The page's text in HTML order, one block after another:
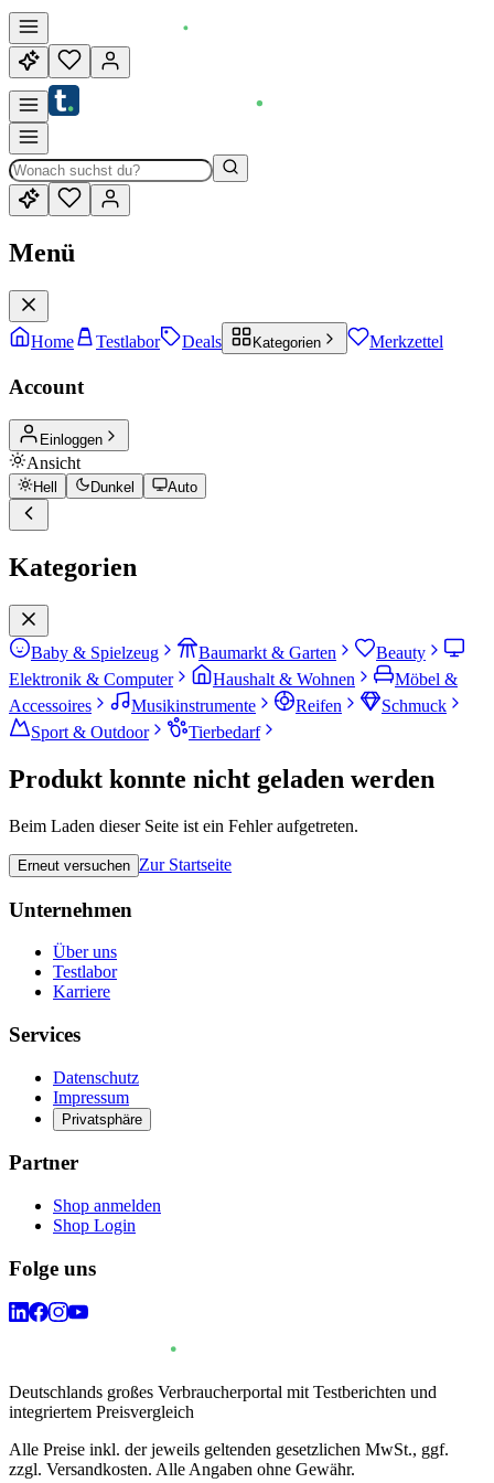
Menü
Home Testlabor Deals Kategorien Merkzettel
Account
Einloggen
Ansicht
Hell Dunkel Auto
Kategorien
Baby & Spielzeug Baumarkt & Garten
Beauty
Elektronik & Computer
Haushalt & Wohnen
Möbel &
Accessoires
Musikinstrumente Reifen
Schmuck
Sport & Outdoor
Tierbedarf
Produkt konnte nicht geladen werden
Beim Laden dieser Seite ist ein Fehler aufgetreten.
Erneut versuchen Zur Startseite
Unternehmen
Über uns
Testlabor
Karriere
Services
Datenschutz
Impressum
Privatsphäre
Partner
Shop anmelden
Shop Login
Folge uns
Deutschlands großes Verbraucherportal mit Testberichten und
integriertem Preisvergleich
Alle Preise inkl. der jeweils geltenden gesetzlichen MwSt., ggf.
zzgl. Versandkosten. Alle Angaben ohne Gewähr.